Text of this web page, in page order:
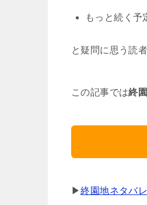
もっと続く予
と疑問に思う読
この記事では終
▶終園地ネタバ